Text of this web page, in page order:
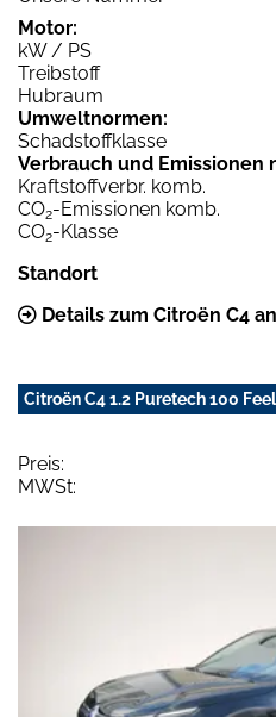
Motor:
kW / PS
Treibstoff
Hubraum
Umweltnormen:
Schadstoffklasse
Verbrauch und Emissionen
Kraftstoffverbr. komb.
CO2-Emissionen komb.
CO2-Klasse
Standort
Details zum Citroën C4
Citroën C4 1.2 Puretech 100
Preis:
MWSt: